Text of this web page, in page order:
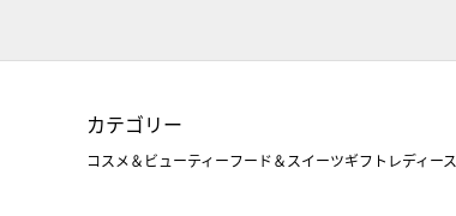
カテゴリー
コスメ＆ビューティーフード＆スイーツギフト レディース